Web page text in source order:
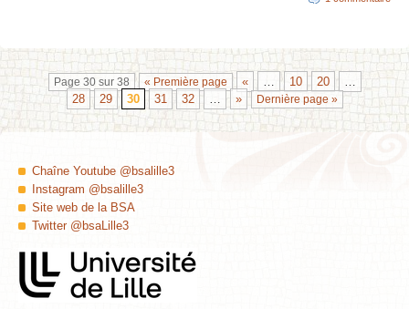
Page 30 sur 38 « Première page « … 10 20
…
28
29 30 31 32 … » Dernière page »
Chaîne Youtube @bsalille3
Instagram @bsalille3
Site web de la BSA
Twitter @bsaLille3